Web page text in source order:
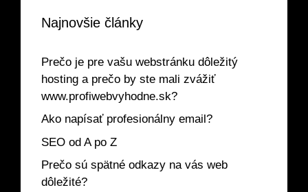
Najnovšie články
Prečo je pre vašu webstránku dôležitý
hosting a prečo by ste mali zvážiť
www.profiwebvyhodne.sk?
Ako napísať profesionálny email?
SEO od A po Z
Prečo sú spätné odkazy na vás web
dôležité?